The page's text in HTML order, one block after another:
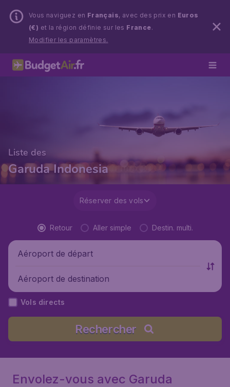
Vous naviguez en Français, avec des prix en Euros
(€) et la région définie sur les France.
Modifier les paramètres.
Liste des
Garuda Indonesia
Réserver des vols
Retour Aller simple Destin. multi.
Aéroport de départ
Aéroport de destination
Vols directs
Rechercher
Envolez-vous avec Garuda